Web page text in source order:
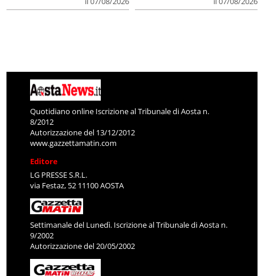
Quotidiano online Iscrizione al Tribunale di Aosta n.
8/2012
Autorizzazione del 13/12/2012
www.gazzettamatin.com
Editore
LG PRESSE S.R.L.
via Festaz, 52 11100 AOSTA
Settimanale del Lunedì. Iscrizione al Tribunale di Aosta n.
9/2002
Autorizzazione del 20/05/2002